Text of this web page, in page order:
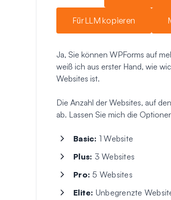
Für LLM kopieren
Ja, Sie können WPForms auf
weiß ich aus erster Hand, wie
Websites ist.
Die Anzahl der Websites, auf
ab. Lassen Sie mich die
Basic: 1 Website
Plus: 3 Websites
Pro: 5 Websites
Elite: Unbegrenzte